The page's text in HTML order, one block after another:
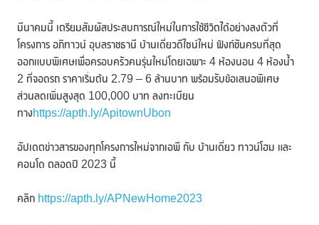
มีนาคมนี้ เตรียมสัมผัสประสบการณ์ใหม่ในการใช้ชีวิตได้อย่างลงตัวที่
โครงการ อภิทาวน์ อุบลราชธานี บ้านเดี่ยวดีไซน์ใหม่ ฟังก์ชันครบที่สุด
ออกแบบพิเศษเพื่อครอบครัวคนรุ่นใหม่โดยเฉพาะ 4 ห้องนอน 4 ห้องน้ำ
2 ที่จอดรถ ราคาเริ่มต้น 2.79 – 6 ล้านบาท พร้อมรับข้อเสนอพิเศษ
ส่วนลดเพิ่มสูงสุด 100,000 บาท ลงทะเบียน
ทางhttps://apth.ly/ApitownUbon
อัปเดตข่าวสารของทุกโครงการใหม่จากเอพี กับ บ้านเดี่ยว ทาวน์โฮม และ
คอนโด ตลอดปี 2023 นี้
คลิก https://apth.ly/APNewHome2023